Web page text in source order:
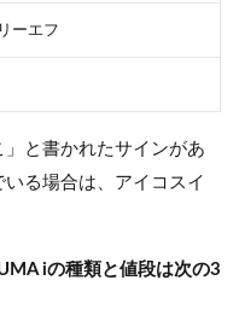
ーエフ
と書かれたサインがあ
る場合は、アイコスイ
iの種類と値段は次の3